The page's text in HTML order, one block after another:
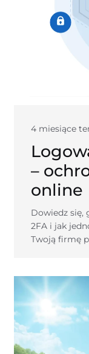
4 miesiące
–
online
Dowiedz się,
2FA i jak
Twoją firmę